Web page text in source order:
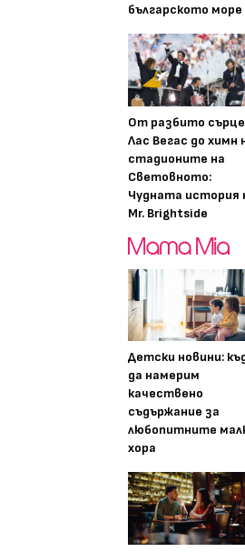
българското море
От разбито
Лас Вегас до химн
стадионите на
Световното:
Чудната история
Mr. Brightside
Детски новини:
да намерим
качествено
съдържание за
любопитните
хора